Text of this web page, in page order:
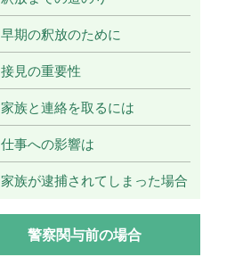
早期の釈放のために
接見の重要性
家族と連絡を取るには
仕事への影響は
家族が逮捕されてしまった場合
警察関与前の場合